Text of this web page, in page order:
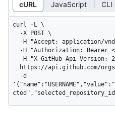
cURL JavaScript CLI
curl -L \